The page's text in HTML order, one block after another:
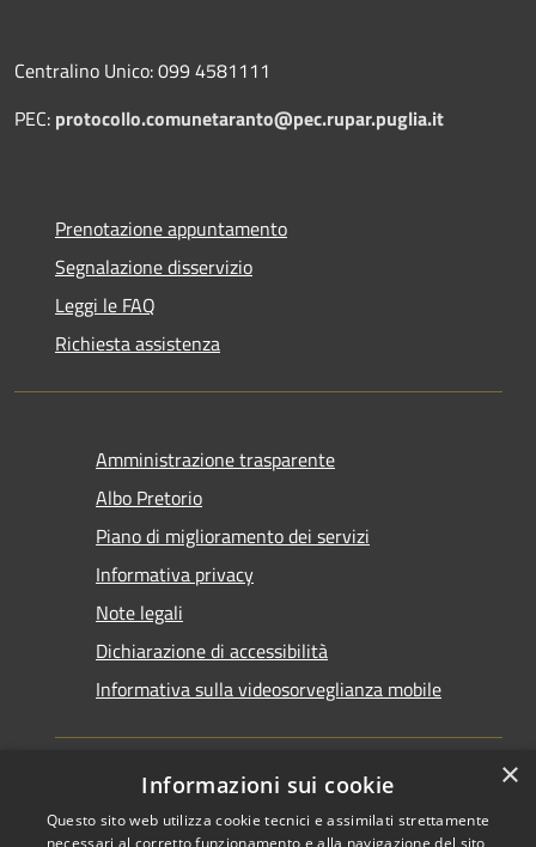
Centralino Unico: 099 4581111
PEC: protocollo.comunetaranto@pec.rupar.puglia.it
Prenotazione appuntamento
Segnalazione disservizio
Leggi le FAQ
Richiesta assistenza
Amministrazione trasparente
Albo Pretorio
Piano di miglioramento dei servizi
Informativa privacy
Note legali
Dichiarazione di accessibilità
Informativa sulla videosorveglianza mobile
RSS Copyright © 2026 • Comune di
×
Informazioni sui cookie
Questo sito web utilizza cookie tecnici e assimilati strettamente
necessari al corretto funzionamento e alla navigazione del sito,